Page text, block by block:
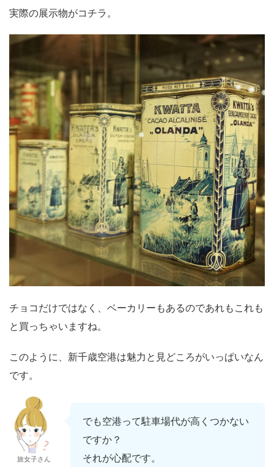
実際の展示物がコチラ。
チョコだけではなく、ベーカリーもあるのであれもこれも
と買っちゃいますね。
このように、新千歳空港は魅力と見どころがいっぱいなん
です。
旅女子さん
でも空港って駐車場代が高くつかない
ですか？
それが心配です。